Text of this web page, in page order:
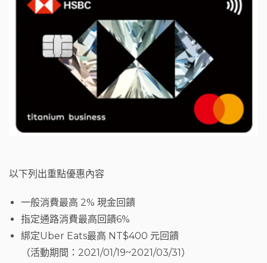
以下列出重點優惠內容
一般消費最高 2% 現金回饋
指定通路消費最高回饋6%
綁定Uber Eats最高 NT$400 元回饋
（活動期間：2021/01/19~2021/03/31）